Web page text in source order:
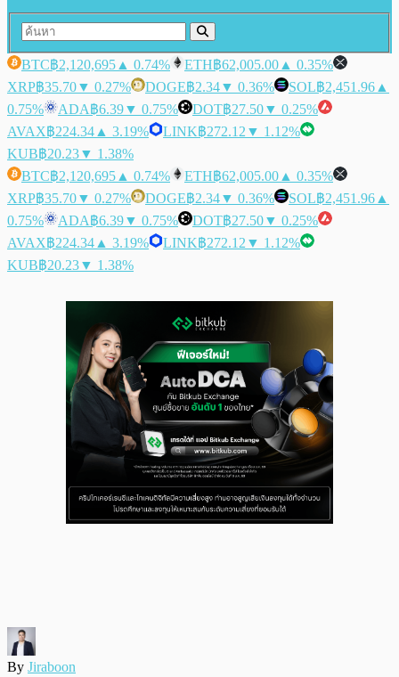
BTC฿2,120,695 ▲ 0.74% ETH฿62,005.00 ▲ 0.35%
XRP฿35.70▼ 0.27% DOGE฿2.34▼ 0.36% SOL฿2,451.96 ▲
0.75%
ADA฿6.39▼ 0.75% DOT฿27.50▼ 0.25%
AVAX฿224.34 ▲ 3.19% LINK฿272.12 ▼ 1.12%
KUB฿20.23▼ 1.38%
BTC฿2,120,695 ▲ 0.74% ETH฿62,005.00 ▲ 0.35%
XRP฿35.70▼ 0.27% DOGE฿2.34▼ 0.36% SOL฿2,451.96 ▲
0.75%
ADA฿6.39▼ 0.75% DOT฿27.50▼ 0.25%
AVAX฿224.34 ▲ 3.19% LINK฿272.12 ▼ 1.12%
KUB฿20.23▼ 1.38%
By Jiraboon